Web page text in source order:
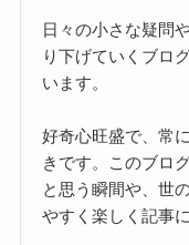
日々の小さな疑問
り下げていくブロ
います。
好奇心旺盛で、常
きです。このブロ
と思う瞬間や、世
やすく楽しく記事